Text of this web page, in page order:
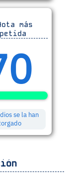
más
se la han